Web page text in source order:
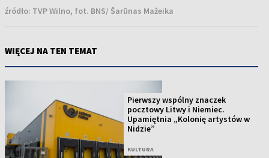
źródło: TVP Wilno, fot. BNS/ Šarūnas Mažeika
WIĘCEJ NA TEN TEMAT
Pierwszy wspólny znaczek
pocztowy Litwy i Niemiec.
Upamiętnia „Kolonię artystów w
Nidzie”
KULTURA